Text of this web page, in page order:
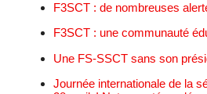
F3SCT : de nombreuses
F3SCT : une communauté
Une FS-SSCT sans son
Journée internationale de la